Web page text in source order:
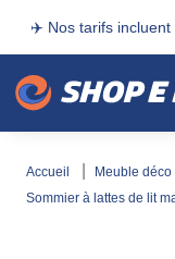
✈️ Nos tarifs incluent
accueil meuble déco
sommier à lattes de lit